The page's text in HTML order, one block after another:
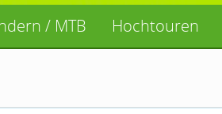
/ MTB Hochtouren